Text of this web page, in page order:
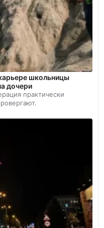
школьницы
дочери
практически